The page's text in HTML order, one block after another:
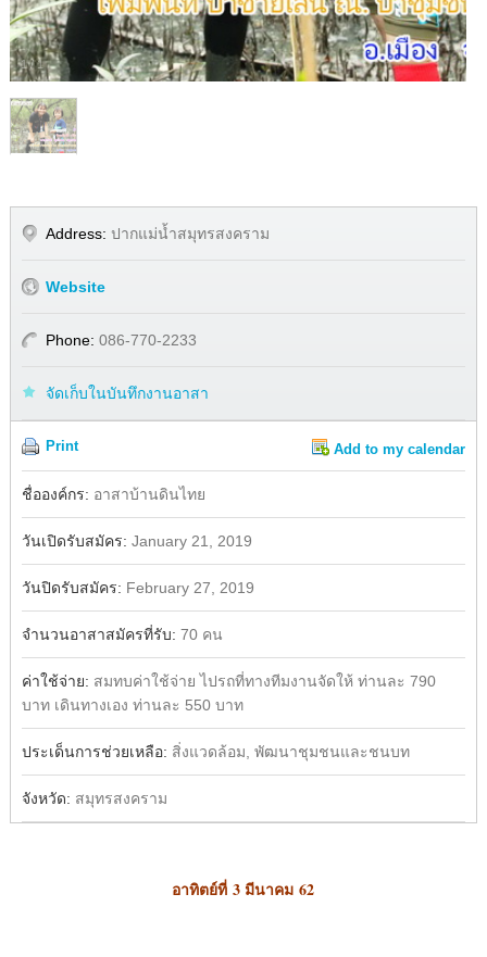
1/1
Address: ปากแม่น้ำสมุทรสงคราม
Website
Phone: 086-770-2233
จัดเก็บในบันทึกงานอาสา
Print Add to my calendar
Facebook
ชื่อองค์กร: อาสาบ้านดินไทย
วันเปิดรับสมัคร: January 21, 2019
วันปิดรับสมัคร: February 27, 2019
จำนวนอาสาสมัครที่รับ: 70 คน
ค่าใช้จ่าย: สมทบค่าใช้จ่าย ไปรถที่ทางทีมงานจัดให้ ท่านละ 790
บาท เดินทางเอง ท่านละ 550 บาท
ประเด็นการช่วยเหลือ: สิ่งแวดล้อม, พัฒนาชุมชนและชนบท
จังหวัด: สมุทรสงคราม
อาทิตย์ที่ 3 มีนาคม 62